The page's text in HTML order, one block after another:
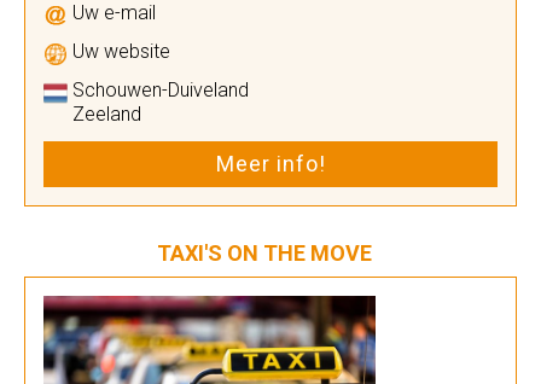
Uw e-mail
Uw website
Schouwen-Duiveland
Zeeland
Meer info!
TAXI'S ON THE MOVE